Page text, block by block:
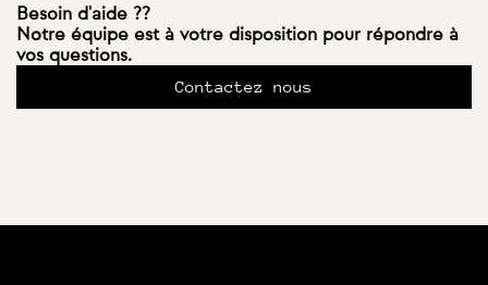
Besoin d'aide ??
Notre équipe est à votre disposition pour répondre à
vos questions.
Contactez nous